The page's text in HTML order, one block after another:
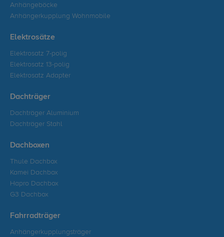
Anhängeböcke
Anhängerkupplung Wohnmobile
Elektrosätze
Elektrosatz 7-polig
Elektrosatz 13-polig
Elektrosatz Adapter
Dachträger
Dachträger Aluminium
Dachträger Stahl
Dachboxen
Thule Dachbox
Kamei Dachbox
Hapro Dachbox
G3 Dachbox
Fahrradträger
Anhängerkupplungsträger